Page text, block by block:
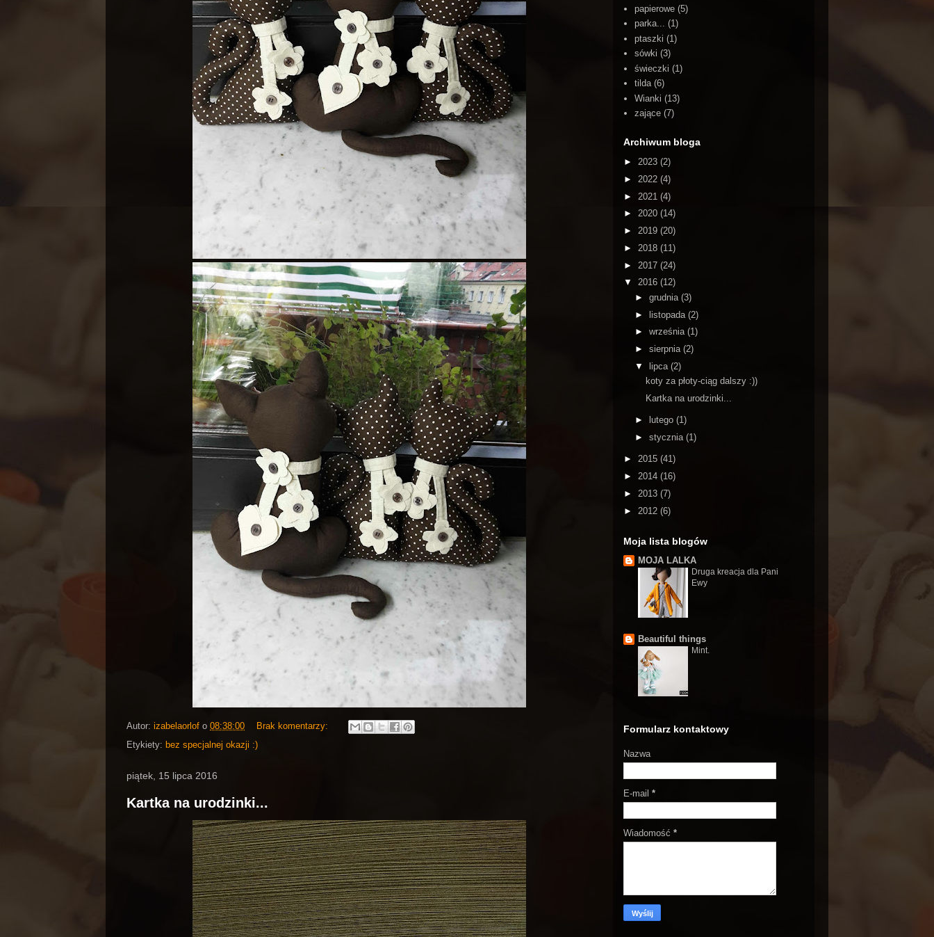
Autor: izabelaorlof o 08:38:00
Brak komentarzy:
Etykiety: bez specjalnej okazji :)
piątek, 15 lipca 2016
Kartka na urodzinki...
papierowe (5)
parka... (1)
ptaszki (1)
sówki (3)
świeczki (1)
tilda (6)
Wianki (13)
zające (7)
Archiwum bloga
► 2023 (2)
► 2022 (4)
► 2021 (4)
► 2020 (14)
► 2019 (20)
► 2018 (11)
► 2017 (24)
▼ 2016 (12)
► grudnia (3)
► listopada (2)
► września (1)
► sierpnia (2)
▼
lipca (2)
koty za płoty-ciąg dalszy :))
Kartka na urodzinki...
► lutego (1)
► stycznia (1)
► 2015 (41)
► 2014 (16)
► 2013 (7)
► 2012 (6)
Moja lista blogów
MOJA LALKA
Druga kreacja dla Pani
Ewy
Beautiful things
Mint.
Formularz kontaktowy
Nazwa
E-mail *
Wiadomość *